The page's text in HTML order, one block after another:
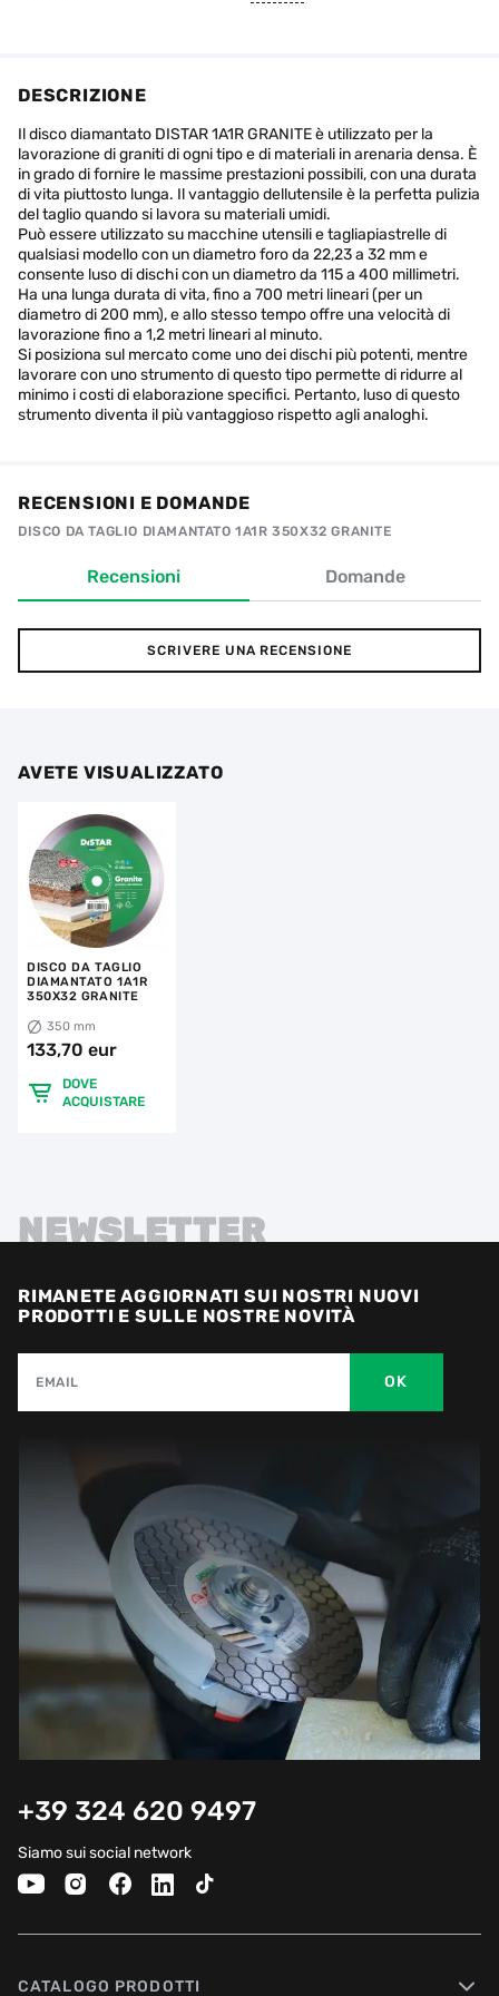
DESCRIZIONE
Il disco diamantato DISTAR 1A1R GRANITE è utilizzato per la
lavorazione di graniti di ogni tipo e di materiali in arenaria densa. È
in grado di fornire le massime prestazioni possibili, con una durata
di vita piuttosto lunga. Il vantaggio dellutensile è la perfetta pulizia
del taglio quando si lavora su materiali umidi.
Può essere utilizzato su macchine utensili e tagliapiastrelle di
qualsiasi modello con un diametro foro da 22,23 a 32 mm e
consente luso di dischi con un diametro da 115 a 400 millimetri.
Ha una lunga durata di vita, fino a 700 metri lineari (per un
diametro di 200 mm), e allo stesso tempo offre una velocità di
lavorazione fino a 1,2 metri lineari al minuto.
Si posiziona sul mercato come uno dei dischi più potenti, mentre
lavorare con uno strumento di questo tipo permette di ridurre al
minimo i costi di elaborazione specifici. Pertanto, luso di questo
strumento diventa il più vantaggioso rispetto agli analoghi.
RECENSIONI E DOMANDE
DISCO DA TAGLIO DIAMANTATO 1A1R 350X32 GRANITE
Recensioni Domande
SCRIVERE UNA RECENSIONE
AVETE VISUALIZZATO
DISCO DA TAGLIO
DIAMANTATO 1A1R
350X32 GRANITE
350 mm
133,70 eur
DOVE
ACQUISTARE
NEWSLETTER
RIMANETE AGGIORNATI SUI NOSTRI NUOVI
PRODOTTI E SULLE NOSTRE NOVITÀ
EMAIL OK
+39 324 620 9497
Siamo sui social network
CATALOGO PRODOTTI